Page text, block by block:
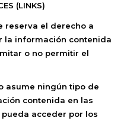
(LINKS)
reserva el derecho a
la información contenida
o no permitir el
asume ningún tipo de
contenida en las
acceder por los